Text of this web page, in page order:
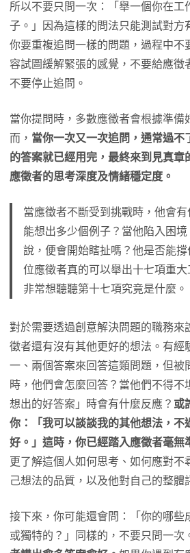
所以不要只問一次：「舉一個你在工
子。」因為這樣的問法只能測試對方
你要重複追問一樣的問題，過程中不
容試圖緩解緊張的感覺，不要給應徵
不要停止追問。
當你提問時，多數應徵者會根據準備
而， 當你一次又一次追問，通常過不
的答案就已經用完，最終來到見真章
應徵者的思考深度及情緒穩定度。
當應徵者不斷受到挑戰時，他會
能想出多少個例子？當他陷入困
說，便會開始瞎扯嗎？他是否能
位應徵者真的可以舉出十七項重
非常想聽聽第十七項究竟是什麼。
對於需要透過創意解決問題的職務來
徵者還有沒有其他更好的想法。有經
一、兩個答案來回答這類問題，但被
時，他們會怎麼回答？當他們不得不
想出的好答案」時會有什麼反應？ 或
你：「我可以談談我的其他想法，不
好。」這時，你已經踏入應徵者毫無
更了解這個人如何思考、如何應對不
己想法的品質，以及他對自己的整體
接下來，你可能還會問：「你的哪些
或獨特的？」同樣的，不要只問一次